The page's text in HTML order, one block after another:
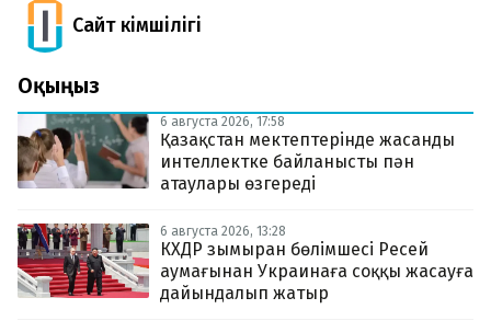
Сайт Әкімшілігі
Оқыңыз
6 августа 2026, 17:58
Қазақстан мектептерінде жасанды
интеллектке байланысты пән
атаулары өзгереді
6 августа 2026, 13:28
КХДР зымыран бөлімшесі Ресей
аумағынан Украинаға соққы жасауға
дайындалып жатыр